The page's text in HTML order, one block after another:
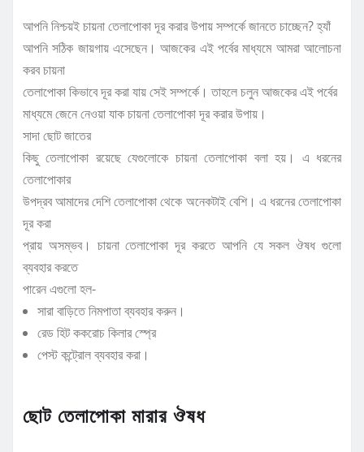
আপনি নিশ্চয়ই চায়না তেলাপোকা দূর করার উপায় সম্পর্কে জানতে চাচ্ছেন? হ্যাঁ
আপনি সঠিক জায়গায় এসেছেন। আজকের এই পর্বের মাধ্যমে আমরা আলোচনা
করব চায়না
তেলাপোকা কিভাবে দূর করা যায় সেই সম্পর্কে। তাহলে চলুন আজকের এই পর্বের
মাধ্যমে জেনে নেওয়া যাক চায়না তেলাপোকা দূর করার উপায়।
সাদা ছোট জাতের
কিছু তেলাপোকা রয়েছে যেগুলোকে চায়না তেলাপোকা বলা হয়। এ ধরনের
তেলাপোকার
উপদ্রব আমাদের দেশি তেলাপোকা থেকে অনেকটাই বেশি। এ ধরনের তেলাপোকা
দূর করা
প্রায় অসম্ভব। চায়না তেলাপোকা দূর করতে আপনি যে সকল ঔষধ গুলো
ব্যবহার করতে
পারেন এগুলো হল-
সারা বাড়িতে নিমপাতা ব্যবহার করুন।
রেড হিট ককরোচ কিলার স্প্রে
পেস্ট কন্ট্রোল ব্যবহার করা।
ছোট তেলাপোকা মারার ঔষধ